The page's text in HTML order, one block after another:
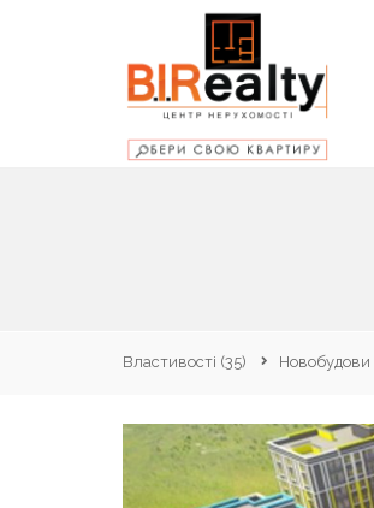
Властивості (35) Новобудови